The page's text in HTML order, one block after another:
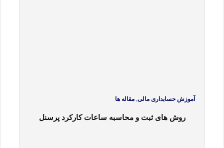
آموزش حسابداری مالی,مقاله ها
روش های ثبت و محاسبه ساعات کارکرد پرسنل